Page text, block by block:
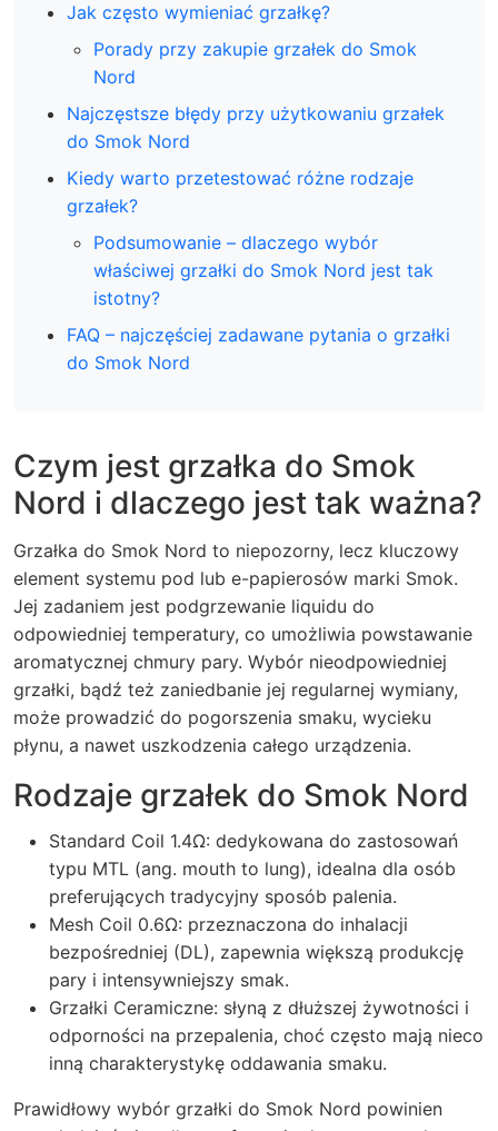
Jak często wymieniać grzałkę?
Porady przy zakupie grzałek do Smok
Nord
Najczęstsze błędy przy użytkowaniu grzałek
do Smok Nord
Kiedy warto przetestować różne rodzaje
grzałek?
Podsumowanie – dlaczego wybór
właściwej grzałki do Smok Nord jest tak
istotny?
FAQ – najczęściej zadawane pytania o grzałki
do Smok Nord
Czym jest grzałka do Smok
Nord i dlaczego jest tak ważna?
Grzałka do Smok Nord to niepozorny, lecz kluczowy
element systemu pod lub e-papierosów marki Smok.
Jej zadaniem jest podgrzewanie liquidu do
odpowiedniej temperatury, co umożliwia powstawanie
aromatycznej chmury pary. Wybór nieodpowiedniej
grzałki, bądź też zaniedbanie jej regularnej wymiany,
może prowadzić do pogorszenia smaku, wycieku
płynu, a nawet uszkodzenia całego urządzenia.
Rodzaje grzałek do Smok Nord
Standard Coil 1.4Ω: dedykowana do zastosowań
typu MTL (ang. mouth to lung), idealna dla osób
preferujących tradycyjny sposób palenia.
Mesh Coil 0.6Ω: przeznaczona do inhalacji
bezpośredniej (DL), zapewnia większą produkcję
pary i intensywniejszy smak.
Grzałki Ceramiczne: słyną z dłuższej żywotności i
odporności na przepalenia, choć często mają nieco
inną charakterystykę oddawania smaku.
Prawidłowy wybór grzałki do Smok Nord powinien